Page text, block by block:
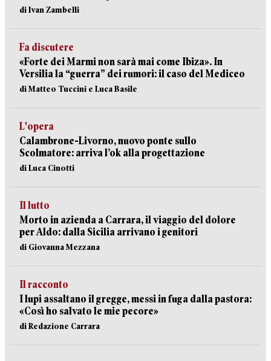
di Ivan Zambelli
Fa discutere
«Forte dei Marmi non sarà mai come Ibiza». In
Versilia la “guerra” dei rumori: il caso del Mediceo
di Matteo Tuccini e Luca Basile
L'opera
Calambrone-Livorno, nuovo ponte sullo
Scolmatore: arriva l’ok alla progettazione
di Luca Cinotti
Il lutto
Morto in azienda a Carrara, il viaggio del dolore
per Aldo: dalla Sicilia arrivano i genitori
di Giovanna Mezzana
Il racconto
I lupi assaltano il gregge, messi in fuga dalla pastora:
«Così ho salvato le mie pecore»
di Redazione Carrara